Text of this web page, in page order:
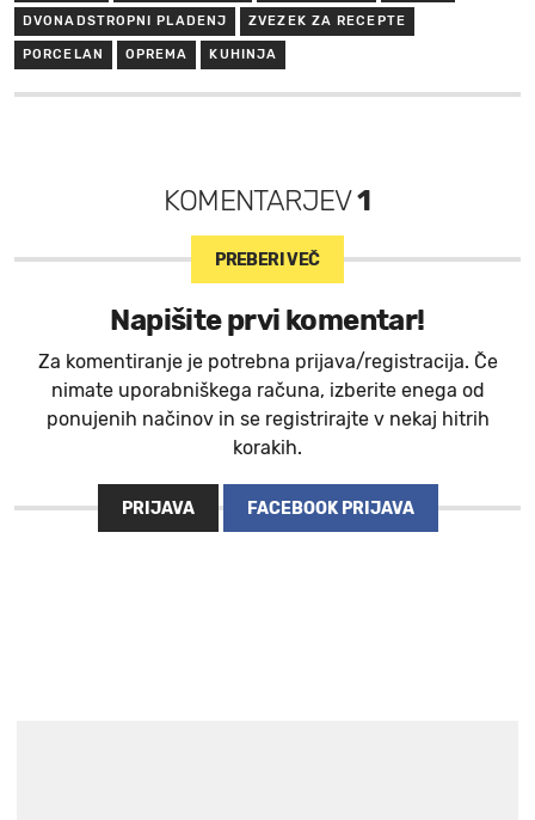
DVONADSTROPNI PLADENJ ZVEZEK ZA RECEPTE
PORCELAN OPREMA KUHINJA
KOMENTARJEV1
PREBERI VEČ
Napišite prvi komentar!
Za komentiranje je potrebna prijava/registracija. Če
nimate uporabniškega računa, izberite enega od
ponujenih načinov in se registrirajte v nekaj hitrih
korakih.
PRIJAVA FACEBOOK PRIJAVA